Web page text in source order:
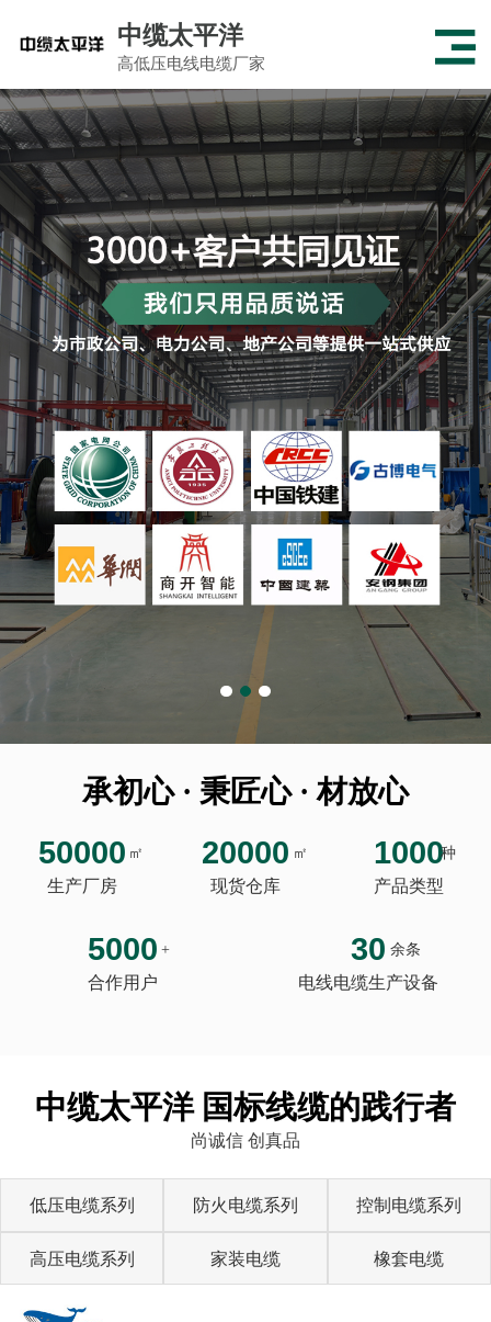
中缆太平洋
高低压电线电缆厂家
承初心 · 秉匠心 · 材放心
50000 ㎡
生产厂房
20000 ㎡
现货仓库
1000种
产品类型
5000 +
合作用户
30 余条
电线电缆生产设备
中缆太平洋 国标线缆的践行者
尚诚信 创真品
低压电缆系列 防火电缆系列 控制电缆系列
高压电缆系列 家装电缆 橡套电缆